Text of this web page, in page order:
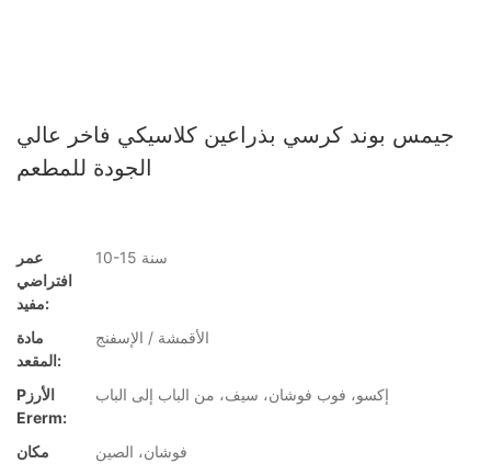
جيمس بوند كرسي بذراعين كلاسيكي فاخر عالي
الجودة للمطعم
عمر
افتراضي
مفيد:
10-15 سنة
مادة
المقعد:
الأقمشة / الإسفنج
Pالأرز
Ererm:
إكسو، فوب فوشان، سيف، من الباب إلى الباب
مكان
فوشان، الصين